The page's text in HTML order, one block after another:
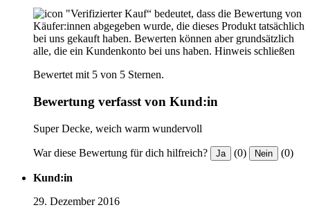
"Verifizierter Kauf“ bedeutet, dass die Bewertung von
Käufer:innen abgegeben wurde, die dieses Produkt tatsächlich
bei uns gekauft haben. Bewerten können aber grundsätzlich
alle, die ein Kundenkonto bei uns haben. Hinweis schließen
Bewertet mit 5 von 5 Sternen.
Bewertung verfasst von Kund:in
Super Decke, weich warm wundervoll
War diese Bewertung für dich hilfreich? Ja (0) Nein (0)
Kund:in
29. Dezember 2016